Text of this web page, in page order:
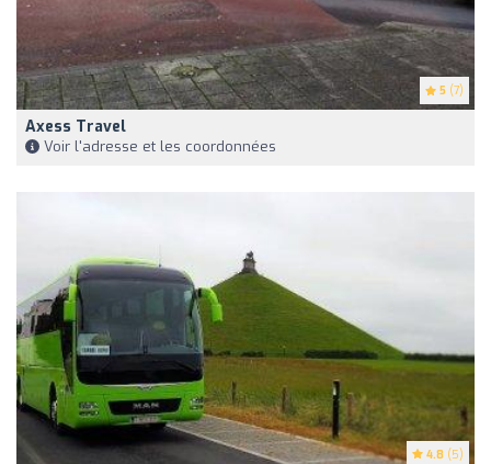
5 (7)
Axess Travel
Voir l'adresse et les coordonnées
4.8 (5)